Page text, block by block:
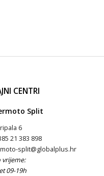
CENTRI
Split
6
21 383 898
split@globalplus.hr
vrijeme:
09-19h